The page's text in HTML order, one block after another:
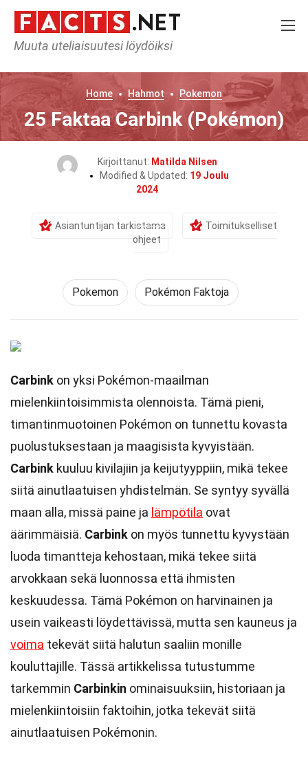
Muuta uteliaisuutesi löydöiksi
Home Hahmot Pokemon
25 Faktaa Carbink (Pokémon)
Kirjoittanut: Matilda Nilsen
Modified & Updated: 19 Joulu
2024
Asiantuntijan tarkistama
Toimitukselliset
ohjeet
Pokemon Pokémon Faktoja
Carbink on yksi Pokémon-maailman
mielenkiintoisimmista olennoista. Tämä pieni,
timantinmuotoinen Pokémon on tunnettu kovasta
puolustuksestaan ja maagisista kyvyistään.
Carbink kuuluu kivilajiin ja keijutyyppiin, mikä tekee
siitä ainutlaatuisen yhdistelmän. Se syntyy syvällä
maan alla, missä paine ja lämpötila ovat
äärimmäisiä. Carbink on myös tunnettu kyvystään
luoda timantteja kehostaan, mikä tekee siitä
arvokkaan sekä luonnossa että ihmisten
keskuudessa. Tämä Pokémon on harvinainen ja
usein vaikeasti löydettävissä, mutta sen kauneus ja
voima tekevät siitä halutun saaliin monille
kouluttajille. Tässä artikkelissa tutustumme
tarkemmin Carbinkin ominaisuuksiin, historiaan ja
mielenkiintoisiin faktoihin, jotka tekevät siitä
ainutlaatuisen Pokémonin.